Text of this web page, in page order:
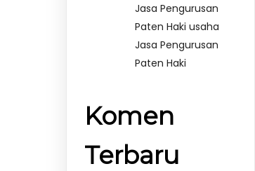
Jasa Pengurusan
Paten Haki usaha
Jasa Pengurusan
Paten Haki
Komen
Terbaru